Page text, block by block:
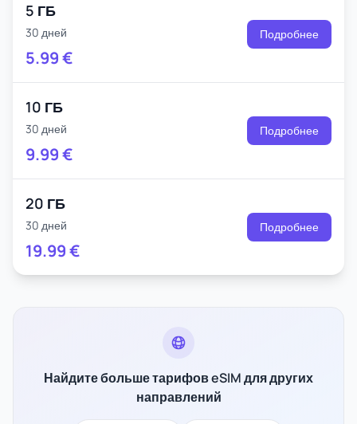
5 ГБ
30 дней
5.99€
Подробнее
10 ГБ
30 дней
9.99€
Подробнее
20 ГБ
30 дней
19.99€
Подробнее
Найдите больше тарифов eSIM для других
направлений